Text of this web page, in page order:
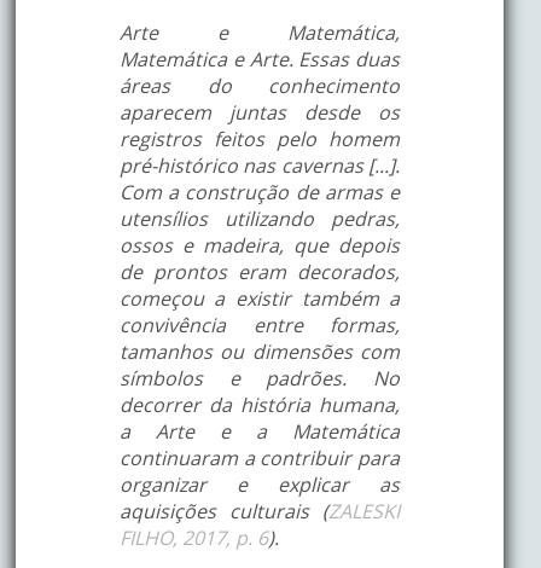
Arte e Matemática,
Matemática e Arte. Essas duas
áreas do conhecimento
aparecem juntas desde os
registros feitos pelo homem
pré-histórico nas cavernas [...].
Com a construção de armas e
utensílios utilizando pedras,
ossos e madeira, que depois
de prontos eram decorados,
começou a existir também a
convivência entre formas,
tamanhos ou dimensões com
símbolos e padrões. No
decorrer da história humana,
a Arte e a Matemática
continuaram a contribuir para
organizar e explicar as
aquisições culturais (ZALESKI
FILHO, 2017, p. 6).